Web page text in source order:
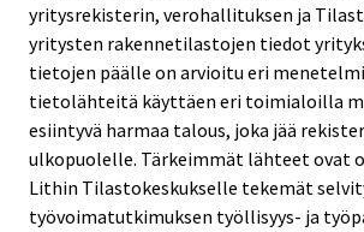
yritysrekisterin, verohallituksen ja
yritysten rakennetilastojen tiedot
tietojen päälle on arvioitu eri
tietolähteitä käyttäen eri toimialoilla
esiintyvä harmaa talous, joka jää
ulkopuolelle. Tärkeimmät lähteet ovat
Lithin Tilastokeskukselle tekemät
työvoimatutkimuksen työllisyys- ja